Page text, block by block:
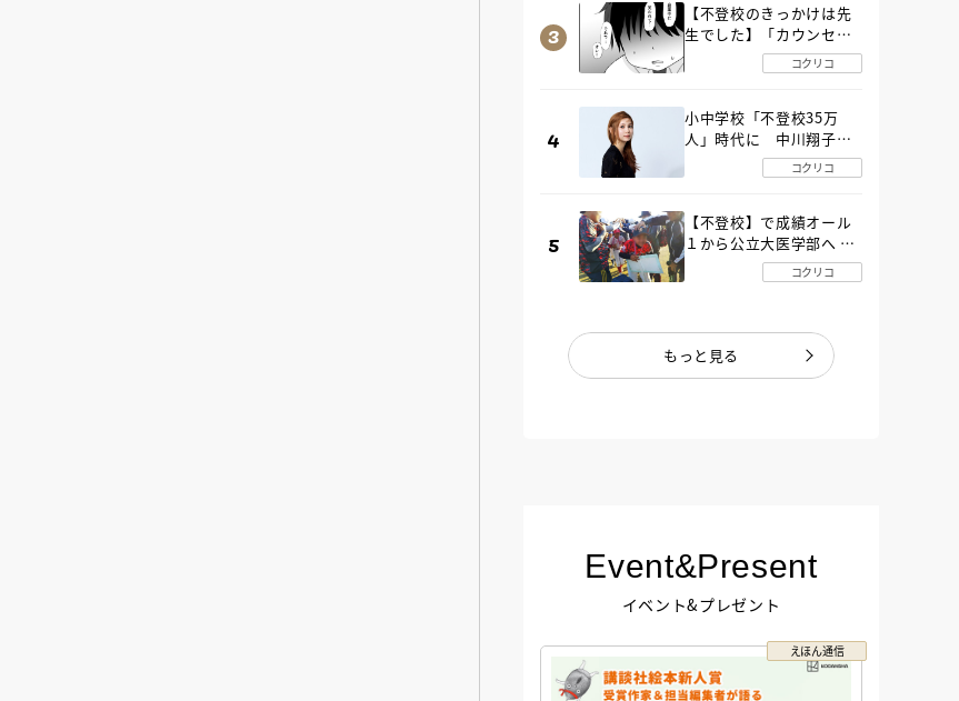
【不登校のきっかけは先
生でした】「カウンセリ
ングの時間」生徒の情報
をバラしたのは…《第２
コクリコ
小中学校「不登校35万
人」時代に 中川翔子さ
んが審査委員長「不登校
生動画甲子園 2026」が開
コクリコ
【不登校】で成績オール
１から公立大医学部へ 中
２で起立性調節障害「治
るまで３年」の診断 その
コクリコ
もっと見る
Event&Present
イベント&プレゼント
えほん通信